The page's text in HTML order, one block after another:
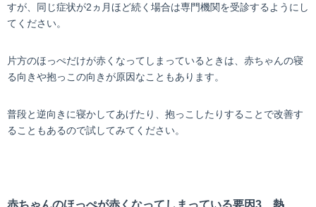
すが、同じ症状が2ヵ月ほど続く場合は専門機関を受診するようにし
てください。
片方のほっぺだけが赤くなってしまっているときは、赤ちゃんの寝
る向きや抱っこの向きが原因なこともあります。
普段と逆向きに寝かしてあげたり、抱っこしたりすることで改善す
ることもあるので試してみてください。
赤ちゃんのほっぺが赤くなってしまっている要因3 熱